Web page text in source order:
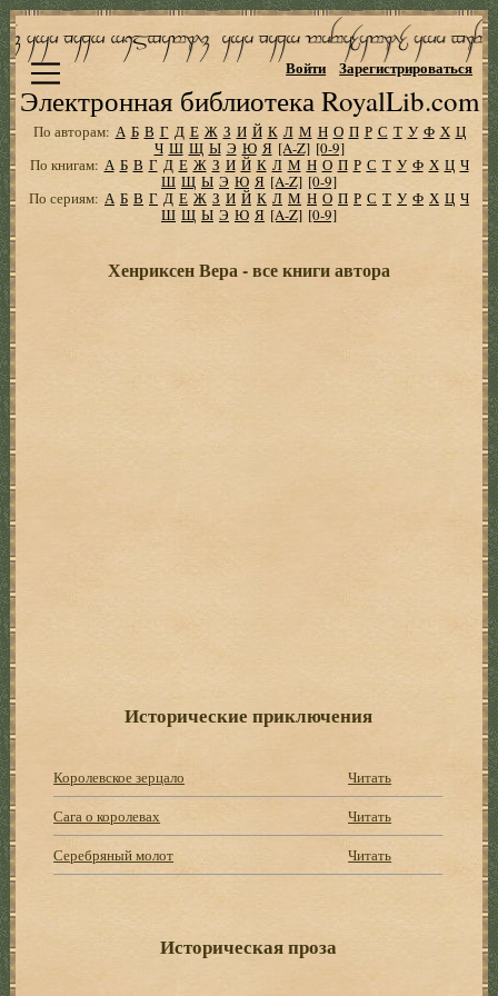
Электронная библиотека RoyalLib.com
Войти Зарегистрироваться
По авторам: А Б В Г Д Е Ж З И Й К Л М Н О П Р С Т У Ф Х Ц
Ч Ш Щ Ы Э Ю Я [A-Z] [0-9]
По книгам: А Б В Г Д Е Ж З И Й К Л М Н О П Р С Т У Ф Х Ц Ч
Ш Щ Ы Э Ю Я [A-Z] [0-9]
По сериям: А Б В Г Д Е Ж З И Й К Л М Н О П Р С Т У Ф Х Ц Ч
Ш Щ Ы Э Ю Я [A-Z] [0-9]
Хенриксен Вера - все книги автора
Исторические приключения
Королевское зерцало
Читать
Сага о королевах
Читать
Серебряный молот
Читать
Историческая проза